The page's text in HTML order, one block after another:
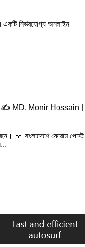
নির্ভরযোগ্য অনলাইন
| ✍️ MD. Monir Hossain |
🙏 বাংলাদেশে ফোরাম পোস্ট